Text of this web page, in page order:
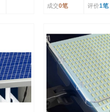
成交0笔 评价1笔